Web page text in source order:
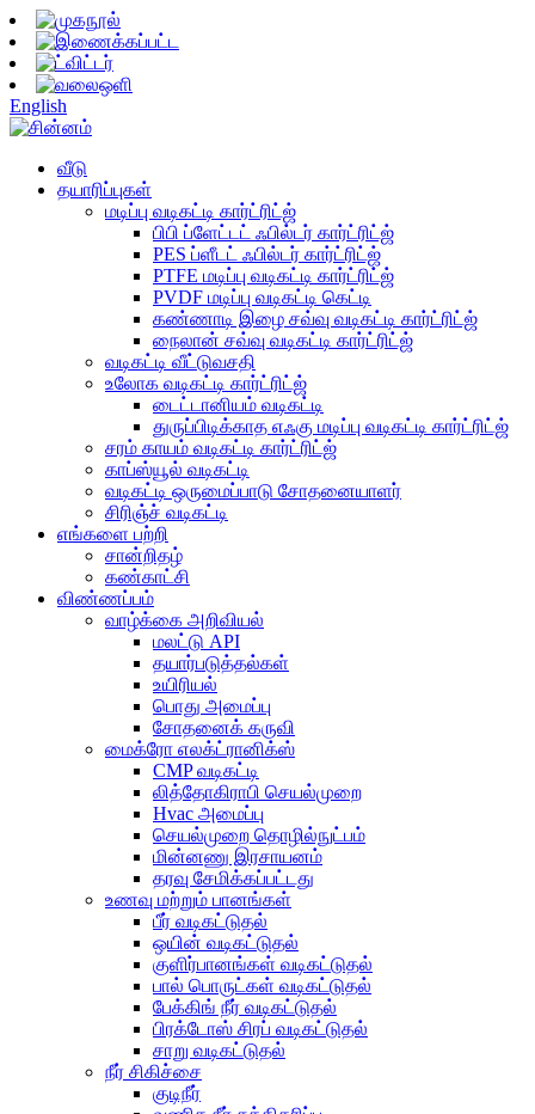
English
வீடு
தயாரிப்புகள்
மடிப்பு வடிகட்டி கார்ட்ரிட்ஜ்
பிபி ப்ளேட்டட் ஃபில்டர் கார்ட்ரிட்ஜ்
PES ப்ளீடட் ஃபில்டர் கார்ட்ரிட்ஜ்
PTFE மடிப்பு வடிகட்டி கார்ட்ரிட்ஜ்
PVDF மடிப்பு வடிகட்டி கெட்டி
கண்ணாடி இழை சவ்வு வடிகட்டி கார்ட்ரிட்ஜ்
நைலான் சவ்வு வடிகட்டி கார்ட்ரிட்ஜ்
வடிகட்டி வீட்டுவசதி
உலோக வடிகட்டி கார்ட்ரிட்ஜ்
டைட்டானியம் வடிகட்டி
துருப்பிடிக்காத எஃகு மடிப்பு வடிகட்டி கார்ட்ரிட்ஜ்
சரம் காயம் வடிகட்டி கார்ட்ரிட்ஜ்
காப்ஸ்யூல் வடிகட்டி
வடிகட்டி ஒருமைப்பாடு சோதனையாளர்
சிரிஞ்ச் வடிகட்டி
எங்களை பற்றி
சான்றிதழ்
கண்காட்சி
விண்ணப்பம்
வாழ்க்கை அறிவியல்
மலட்டு API
தயார்படுத்தல்கள்
உயிரியல்
பொது அமைப்பு
சோதனைக் கருவி
மைக்ரோ எலக்ட்ரானிக்ஸ்
CMP வடிகட்டி
லித்தோகிராபி செயல்முறை
Hvac அமைப்பு
செயல்முறை தொழில்நுட்பம்
மின்னணு இரசாயனம்
தரவு சேமிக்கப்பட்டது
உணவு மற்றும் பானங்கள்
பீர் வடிகட்டுதல்
ஒயின் வடிகட்டுதல்
குளிர்பானங்கள் வடிகட்டுதல்
பால் பொருட்கள் வடிகட்டுதல்
பேக்கிங் நீர் வடிகட்டுதல்
பிரக்டோஸ் சிரப் வடிகட்டுதல்
சாறு வடிகட்டுதல்
நீர் சிகிச்சை
குடிநீர்